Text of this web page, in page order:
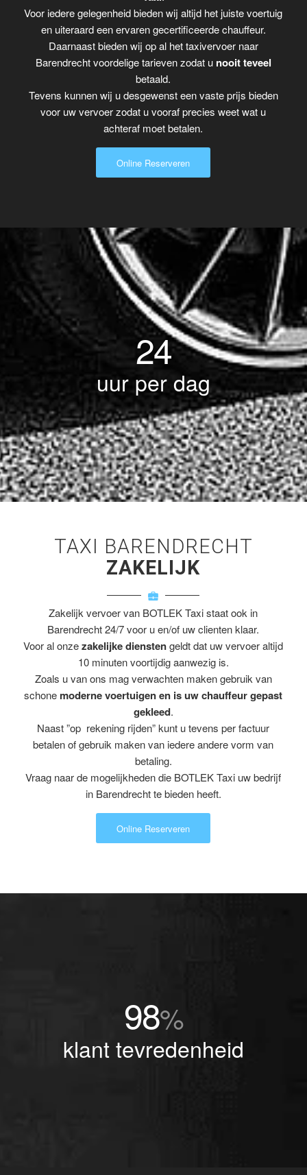
Voor iedere gelegenheid bieden wij altijd het juiste voertuig
en uiteraard een ervaren gecertificeerde chauffeur.
Daarnaast bieden wij op al het taxivervoer naar
Barendrecht voordelige tarieven zodat u nooit teveel
betaald.
Tevens kunnen wij u desgewenst een vaste prijs bieden
voor uw vervoer zodat u vooraf precies weet wat u
achteraf moet betalen.
Online Reserveren
24
uur per dag
TAXI BARENDRECHT
ZAKELIJK
Zakelijk vervoer van BOTLEK Taxi staat ook in
Barendrecht 24/7 voor u en/of uw clienten klaar.
Voor al onzezakelijke dienstengeldt dat uw vervoer altijd
10 minuten voortijdig aanwezig is.
Zoals u van ons mag verwachten maken gebruik van
schone moderne voertuigen en is uw chauffeur gepast
gekleed.
Naast ”op rekening rijden” kunt u tevens per factuur
betalen of gebruik maken van iedere andere vorm van
betaling.
Vraag naar de mogelijkheden die BOTLEK Taxi uw bedrijf
in Barendrecht te bieden heeft.
Online Reserveren
98%
klant tevredenheid